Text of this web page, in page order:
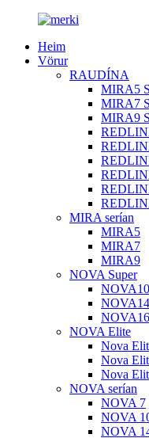
Heim
Vörur
RAUDÍNA
MIRA5 S
MIRA7 S
MIRA9 S
MIRA serían
MIRA5
MIRA7
MIRA9
NOVA Super
NOVA Elite
Nova
Nova
Nova
NOVA serían
NOVA 7
NOVA
NOVA